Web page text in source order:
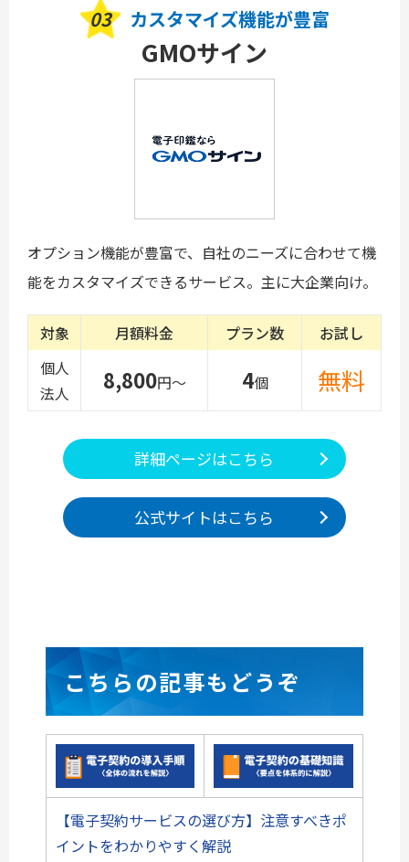
03 カスタマイズ機能が豊富
GMOサイン
オプション機能が豊富で、自社のニーズに合わせて機
能をカスタマイズできるサービス。主に大企業向け。
対象 月額料金 プラン数
お試し
個人
法人
8,800円～ 4個 無料
詳細ページはこちら
公式サイトはこちら
こちらの記事もどうぞ
【電子契約サービスの選び方】注意すべきポ
イントをわかりやすく解説